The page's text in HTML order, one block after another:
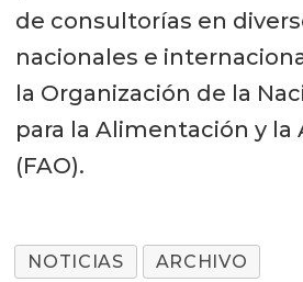
de consultorías en
nacionales e
la Organización de la
para la Alimentación y la
(FAO).
NOTICIAS ARCHIVO